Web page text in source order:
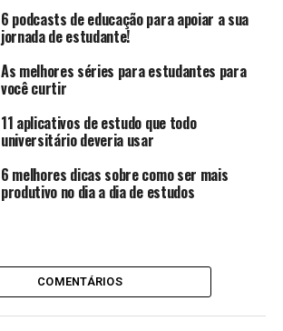
6 podcasts de educação para apoiar a sua
jornada de estudante!
As melhores séries para estudantes para
você curtir
11 aplicativos de estudo que todo
universitário deveria usar
6 melhores dicas sobre como ser mais
produtivo no dia a dia de estudos
COMENTÁRIOS